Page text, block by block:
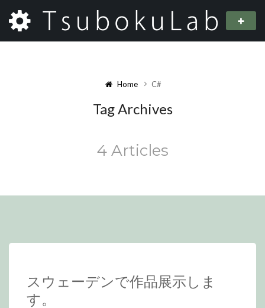
Home C#
Tag Archives
4 Articles
スウェーデンで作品展示しま
す。